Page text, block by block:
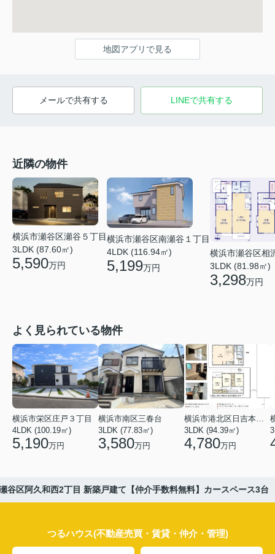
地図アプリで見る
メールで共有する LINEで共有する
近隣の物件
横浜市瀬谷区瀬谷５丁目
3LDK (87.60㎡)
5,590万円
横浜市瀬谷区南瀬谷１丁目
4LDK (116.94㎡)
5,199万円
横浜市瀬谷区相
3LDK (81.98㎡)
3,298万円
よく見られている物件
横浜市栄区庄戸３丁目
4LDK (100.19㎡)
5,190万円
横浜市南区三春台
3LDK (77.83㎡)
3,580万円
3LDK (94.39㎡)
4,780万円
谷区阿久和西2丁目 新築戸建て【仲介手数料無料】カースペース3台
つるハウス(不動産売買・賃貸・仲介・管理)